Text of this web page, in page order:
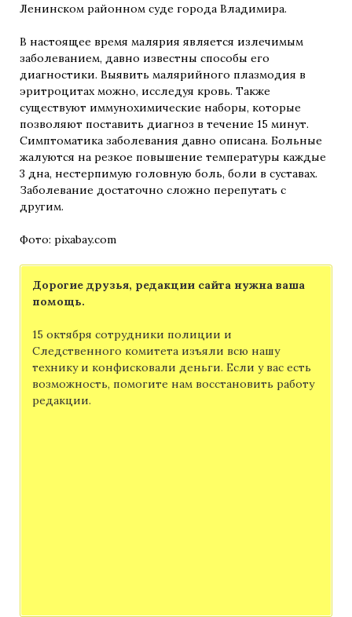
Ленинском районном суде города Владимира.
В настоящее время малярия является излечимым
заболеванием, давно известны способы его
диагностики. Выявить малярийного плазмодия в
эритроцитах можно, исследуя кровь. Также
существуют иммунохимические наборы, которые
позволяют поставить диагноз в течение 15 минут.
Симптоматика заболевания давно описана. Больные
жалуются на резкое повышение температуры каждые
3 дна, нестерпимую головную боль, боли в суставах.
Заболевание достаточно сложно перепутать с
другим.
Фото: pixabay.com
Дорогие друзья, редакции сайта нужна ваша
помощь.
15 октября сотрудники полиции и
Следственного комитета изъяли всю нашу
технику и конфисковали деньги. Если у вас есть
возможность, помогите нам восстановить работу
редакции.